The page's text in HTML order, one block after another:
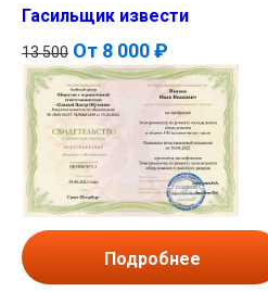
Гасильщик извести
13 500 От 8 000 ₽
Подробнее